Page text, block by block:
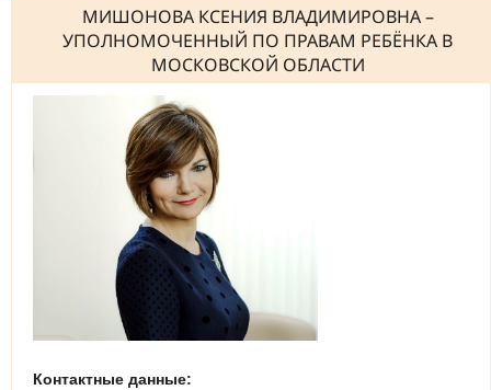
МИШОНОВА КСЕНИЯ ВЛАДИМИРОВНА –
УПОЛНОМОЧЕННЫЙ ПО ПРАВАМ РЕБЁНКА В
МОСКОВСКОЙ ОБЛАСТИ
Контактные данные: